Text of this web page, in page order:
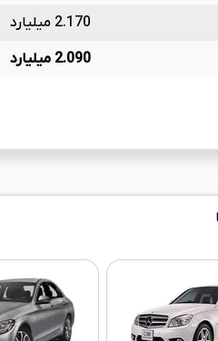
2.170 میلیارد
2.090 میلیارد